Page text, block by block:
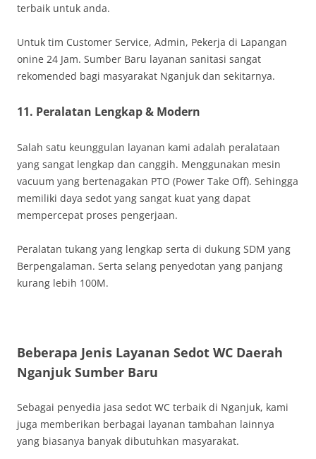
terbaik untuk anda.
Untuk tim Customer Service, Admin, Pekerja di Lapangan
onine 24 Jam. Sumber Baru layanan sanitasi sangat
rekomended bagi masyarakat Nganjuk dan sekitarnya.
11. Peralatan Lengkap & Modern
Salah satu keunggulan layanan kami adalah peralataan
yang sangat lengkap dan canggih. Menggunakan mesin
vacuum yang bertenagakan PTO (Power Take Off). Sehingga
memiliki daya sedot yang sangat kuat yang dapat
mempercepat proses pengerjaan.
Peralatan tukang yang lengkap serta di dukung SDM yang
Berpengalaman. Serta selang penyedotan yang panjang
kurang lebih 100M.
Beberapa Jenis Layanan Sedot WC Daerah
Nganjuk Sumber Baru
Sebagai penyedia jasa sedot WC terbaik di Nganjuk, kami
juga memberikan berbagai layanan tambahan lainnya
yang biasanya banyak dibutuhkan masyarakat.